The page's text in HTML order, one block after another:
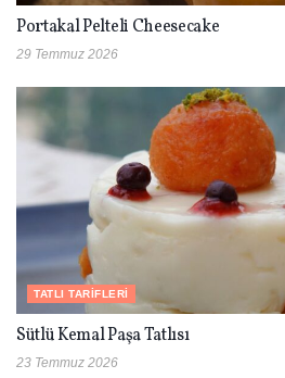
Portakal Pelteli Cheesecake
29 Temmuz 2026
TATLI TARIFLERI
Sütlü Kemal Paşa Tatlısı
23 Temmuz 2026